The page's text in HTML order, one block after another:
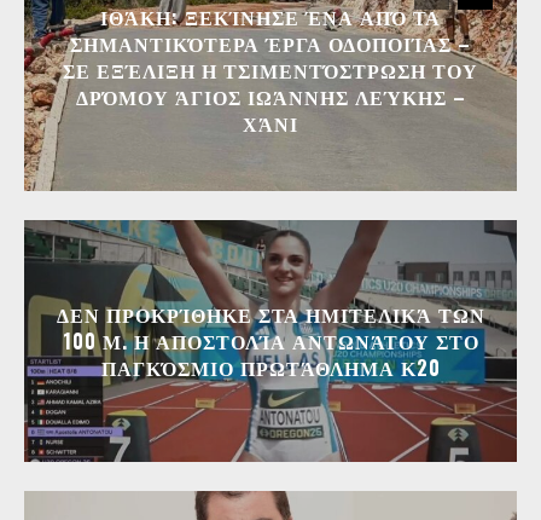
ΙΘΆΚΗ: ΞΕΚΊΝΗΣΕ ΈΝΑ ΑΠΌ ΤΑ
ΣΗΜΑΝΤΙΚΌΤΕΡΑ ΈΡΓΑ ΟΔΟΠΟΙΊΑΣ –
ΣΕ ΕΞΈΛΙΞΗ Η ΤΣΙΜΕΝΤΌΣΤΡΩΣΗ ΤΟΥ
ΔΡΌΜΟΥ ΆΓΙΟΣ ΙΩΆΝΝΗΣ ΛΕΎΚΗΣ –
ΧΆΝΙ
ΔΕΝ ΠΡΟΚΡΊΘΗΚΕ ΣΤΑ ΗΜΙΤΕΛΙΚΆ ΤΩΝ
100 Μ. Η ΑΠΟΣΤΟΛΊΑ ΑΝΤΩΝΆΤΟΥ ΣΤΟ
ΠΑΓΚΌΣΜΙΟ ΠΡΩΤΆΘΛΗΜΑ Κ20